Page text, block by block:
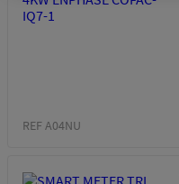
REF A04NU